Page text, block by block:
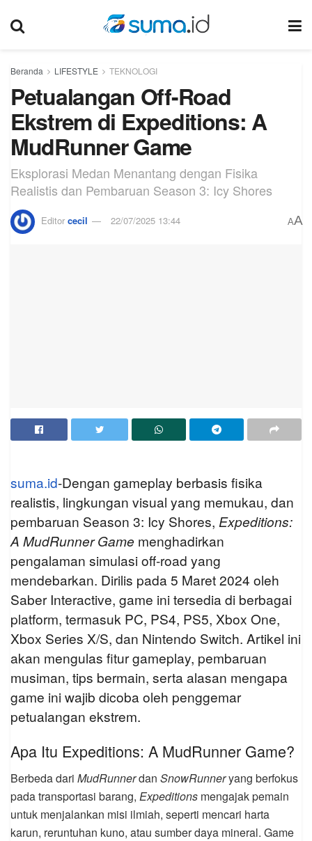
Beranda LIFESTYLE TEKNOLOGI
Petualangan Off-Road
Ekstrem di Expeditions: A
MudRunner Game
Eksplorasi Medan Menantang dengan Fisika
Realistis dan Pembaruan Season 3: Icy Shores
Editor cecil 22/07/2025 13:44 AA
suma.id-Dengan gameplay berbasis fisika
realistis, lingkungan visual yang memukau, dan
pembaruan Season 3: Icy Shores, Expeditions:
A MudRunner Game menghadirkan
pengalaman simulasi off-road yang
mendebarkan. Dirilis pada 5 Maret 2024 oleh
Saber Interactive, game ini tersedia di berbagai
platform, termasuk PC, PS4, PS5, Xbox One,
Xbox Series X/S, dan Nintendo Switch. Artikel ini
akan mengulas fitur gameplay, pembaruan
musiman, tips bermain, serta alasan mengapa
game ini wajib dicoba oleh penggemar
petualangan ekstrem.
Apa Itu Expeditions: A MudRunner Game?
Berbeda dari MudRunnerdan SnowRunneryang berfokus
pada transportasi barang, Expeditions mengajak pemain
untuk menjalankan misi ilmiah, seperti mencari harta
karun, reruntuhan kuno, atau sumber daya mineral. Game